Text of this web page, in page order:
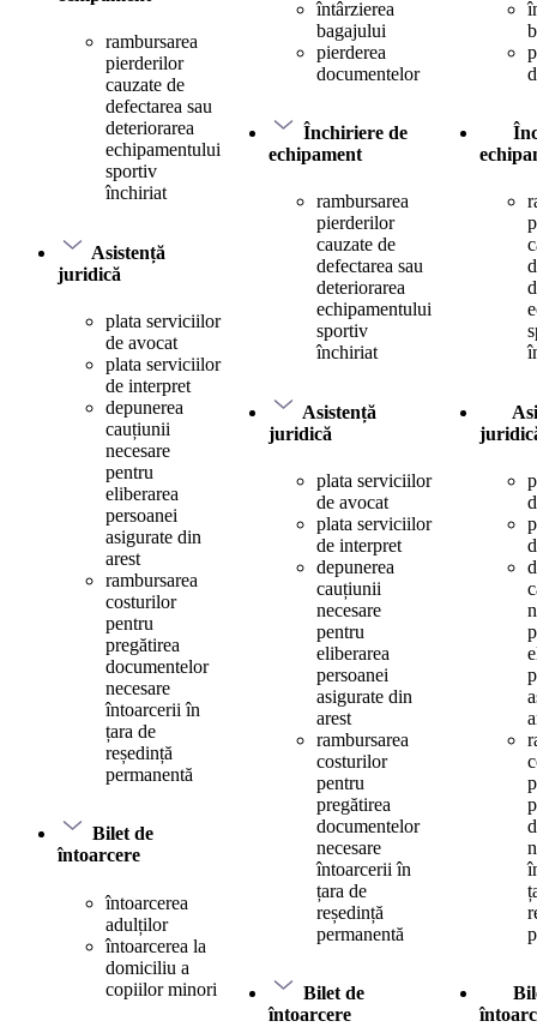
rambursarea
pierderilor
cauzate de
defectarea sau
deteriorarea
echipamentului
sportiv
închiriat
Asistență
juridică
plata serviciilor
de avocat
plata serviciilor
de interpret
depunerea
cauțiunii
necesare
pentru
eliberarea
persoanei
asigurate din
arest
rambursarea
costurilor
pentru
pregătirea
documentelor
necesare
întoarcerii în
țara de
reședință
permanentă
Bilet de
întoarcere
întoarcerea
adulților
întoarcerea la
domiciliu a
copiilor minori
întârzierea
bagajului
pierderea
documentelor
Închiriere de
echipament
rambursarea
pierderilor
cauzate de
defectarea sau
deteriorarea
echipamentului
sportiv
închiriat
Asistență
juridică
plata serviciilor
de avocat
plata serviciilor
de interpret
depunerea
cauțiunii
necesare
pentru
eliberarea
persoanei
asigurate din
arest
rambursarea
costurilor
pentru
pregătirea
documentelor
necesare
întoarcerii în
țara de
reședință
permanentă
Bilet de
întoarcere